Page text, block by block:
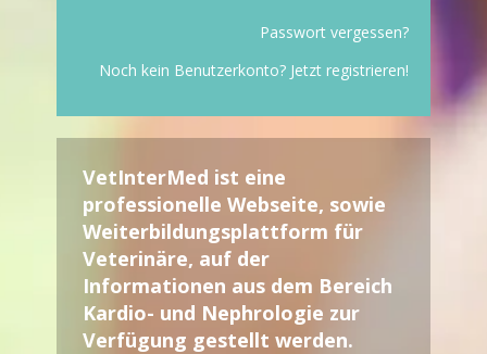
Passwort vergessen?
Noch kein Benutzerkonto? Jetzt registrieren!
VetInterMed ist eine
professionelle Webseite, sowie
Weiterbildungsplattform für
Veterinäre, auf der
Informationen aus dem Bereich
Kardio- und Nephrologie zur
Verfügung gestellt werden.